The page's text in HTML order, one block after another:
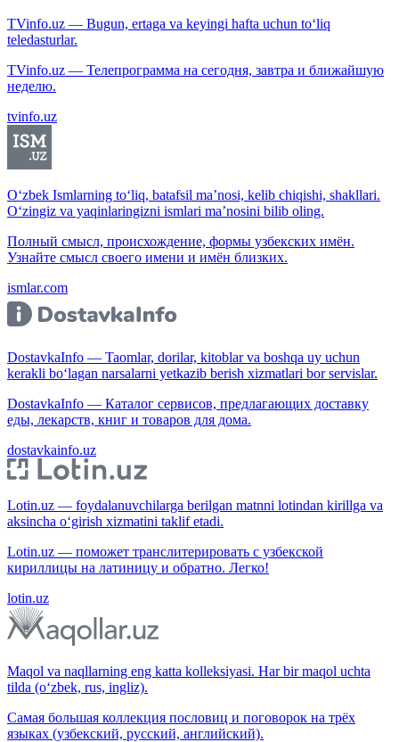
TVinfo.uz — Bugun, ertaga va keyingi hafta uchun to‘liq
teledasturlar.
TVinfo.uz — Телепрограмма на сегодня, завтра и ближайшую
неделю.
tvinfo.uz
O‘zbek Ismlarning to‘liq, batafsil ma’nosi, kelib chiqishi, shakllari.
O‘zingiz va yaqinlaringizni ismlari ma’nosini bilib oling.
Полный смысл, происхождение, формы узбекских имён.
Узнайте смысл своего имени и имён близких.
ismlar.com
DostavkaInfo — Taomlar, dorilar, kitoblar va boshqa uy uchun
kerakli bo‘lagan narsalarni yetkazib berish xizmatlari bor servislar.
DostavkaInfo — Каталог сервисов, предлагающих доставку
еды, лекарств, книг и товаров для дома.
dostavkainfo.uz
Lotin.uz — foydalanuvchilarga berilgan matnni lotindan kirillga va
aksincha o‘girish xizmatini taklif etadi.
Lotin.uz — поможет транслитерировать с узбекской
кириллицы на латиницу и обратно. Легко!
lotin.uz
Maqol va naqllarning eng katta kolleksiyasi. Har bir maqol uchta
tilda (o‘zbek, rus, ingliz).
Самая большая коллекция пословиц и поговорок на трёх
языках (узбекский, русский, английский).